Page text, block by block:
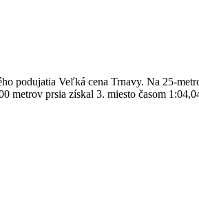
podujatia Veľká cena Trnavy. Na 25-
metrov prsia získal 3. miesto časom